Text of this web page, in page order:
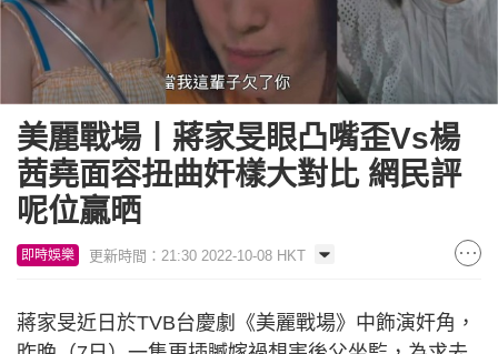
美麗戰場丨蔣家旻眼凸嘴歪Vs楊
茜堯面容扭曲奸樣大對比 網民評
呢位贏晒
即時娛樂 更新時間：21:30 2022-10-08 HKT
蔣家旻近日於TVB台慶劇《美麗戰場》中飾演奸角，